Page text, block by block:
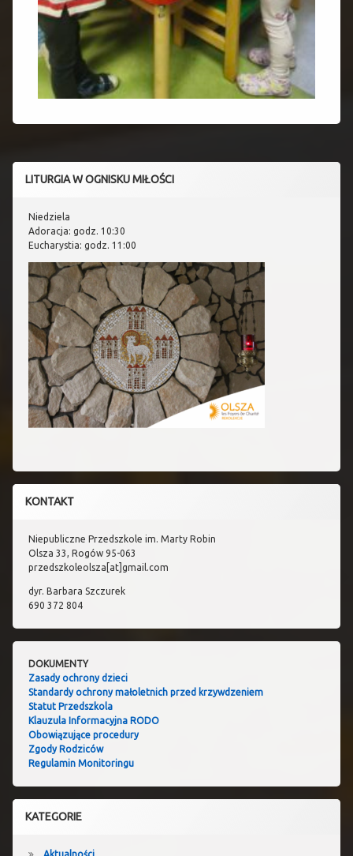
LITURGIA W OGNISKU MIŁOŚCI
Niedziela
Adoracja: godz. 10:30
Eucharystia: godz. 11:00
KONTAKT
Niepubliczne Przedszkole im. Marty Robin
Olsza 33, Rogów 95-063
przedszkoleolsza[at]gmail.com
dyr. Barbara Szczurek
690 372 804
DOKUMENTY
Zasady ochrony dzieci
Standardy ochrony małoletnich przed krzywdzeniem
Statut Przedszkola
Klauzula Informacyjna RODO
Obowiązujące procedury
Zgody Rodziców
Regulamin Monitoringu
KATEGORIE
Aktualności